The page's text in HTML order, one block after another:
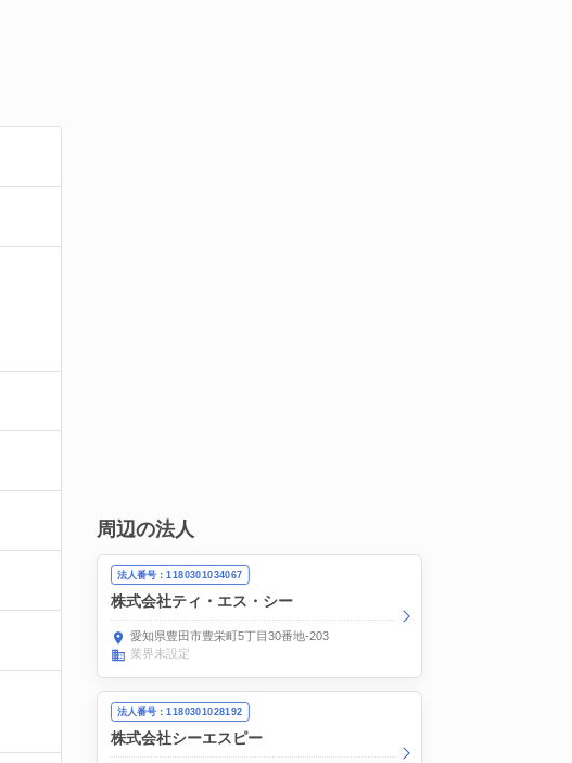
周辺の法人
法人番号：1180301034067
株式会社ティ・エス・シー
愛知県豊田市豊栄町5丁目30番地-203
業界未設定
法人番号：1180301028192
株式会社シーエスピー